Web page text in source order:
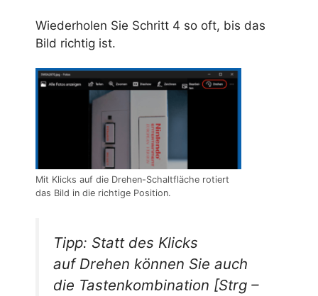
Wiederholen Sie Schritt 4 so oft, bis das
Bild richtig ist.
Mit Klicks auf die Drehen-Schaltfläche rotiert
das Bild in die richtige Position.
Tipp: Statt des Klicks
auf Drehen können Sie auch
die Tastenkombination [Strg –